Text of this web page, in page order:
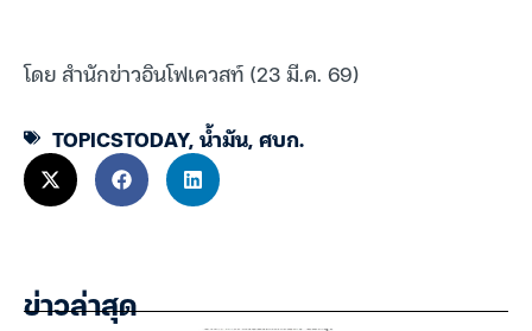
โดย สำนักข่าวอินโฟเควสท์ (23 มี.ค. 69)
TOPICSTODAY,น้ำมัน,ศบก.
ข่าวล่าสุด